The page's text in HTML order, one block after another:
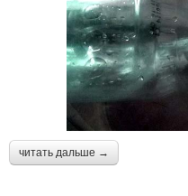
читать дальше →